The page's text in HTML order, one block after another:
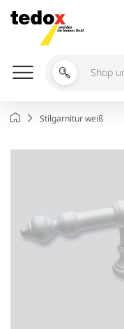
Inhalt
springen
Shop
durchsuchen
StartseiteStilgarnitur weiß